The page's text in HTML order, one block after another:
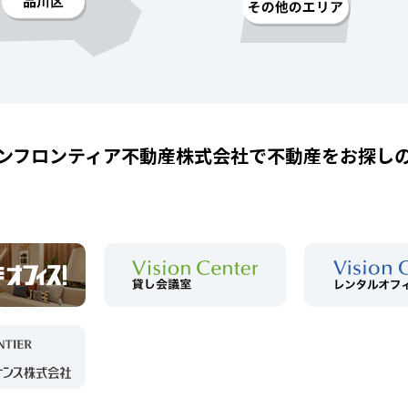
フロンティア不動産株式会社で不動産をお探し